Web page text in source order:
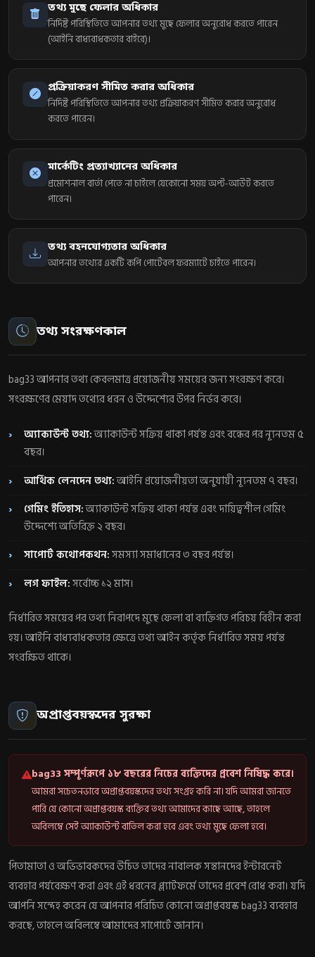
তথ্য মুছে ফেলার অধিকার
নির্দিষ্ট পরিস্থিতিতে আপনার তথ্য মুছে ফেলার অনুরোধ করতে পারেন
(আইনি বাধ্যবাধকতার বাইরে)।
প্রক্রিয়াকরণ সীমিত করার অধিকার
নির্দিষ্ট পরিস্থিতিতে আপনার তথ্য প্রক্রিয়াকরণ সীমিত করার অনুরোধ
করতে পারেন।
মার্কেটিং প্রত্যাখ্যানের অধিকার
প্রমোশনাল বার্তা পেতে না চাইলে যেকোনো সময় অপ্ট-আউট করতে
পারেন।
তথ্য বহনযোগ্যতার অধিকার
আপনার তথ্যের একটি কপি পোর্টেবল ফরম্যাটে চাইতে পারেন।
তথ্য সংরক্ষণকাল
bag33 আপনার তথ্য কেবলমাত্র প্রয়োজনীয় সময়ের জন্য সংরক্ষণ করে।
সংরক্ষণের মেয়াদ তথ্যের ধরন ও উদ্দেশ্যের উপর নির্ভর করে।
অ্যাকাউন্ট তথ্য:অ্যাকাউন্ট সক্রিয় থাকা পর্যন্ত এবং বন্ধের পর ন্যূনতম ৫
বছর।
আর্থিক লেনদেন তথ্য:আইনি প্রয়োজনীয়তা অনুযায়ী ন্যূনতম ৭ বছর।
গেমিং ইতিহাস:অ্যাকাউন্ট সক্রিয় থাকা পর্যন্ত এবং দায়িত্বশীল গেমিং
উদ্দেশ্যে অতিরিক্ত ২ বছর।
সাপোর্ট কথোপকথন:সমস্যা সমাধানের ৩ বছর পর্যন্ত।
লগ ফাইল:সর্বোচ্চ ১২ মাস।
নির্ধারিত সময়ের পর তথ্য নিরাপদে মুছে ফেলা বা ব্যক্তিগত পরিচয় বিহীন করা
হয়। আইনি বাধ্যবাধকতার ক্ষেত্রে তথ্য আইন কর্তৃক নির্ধারিত সময় পর্যন্ত
সংরক্ষিত থাকে।
অপ্রাপ্তবয়স্কদের সুরক্ষা
bag33 সম্পূর্ণরূপে ১৮ বছরের নিচের ব্যক্তিদের প্রবেশ নিষিদ্ধ করে।
আমরা সচেতনভাবে অপ্রাপ্তবয়স্কদের তথ্য সংগ্রহ করি না। যদি আমরা জানতে
পারি যে কোনো অপ্রাপ্তবয়স্ক ব্যক্তির তথ্য আমাদের কাছে আছে, তাহলে
অবিলম্বে সেই অ্যাকাউন্ট বাতিল করা হবে এবং তথ্য মুছে ফেলা হবে।
পিতামাতা ও অভিভাবকদের উচিত তাদের নাবালক সন্তানদের ইন্টারনেট
ব্যবহার পর্যবেক্ষণ করা এবং এই ধরনের প্ল্যাটফর্মে তাদের প্রবেশ রোধ করা। যদি
আপনি সন্দেহ করেন যে আপনার পরিচিত কোনো অপ্রাপ্তবয়স্ক bag33 ব্যবহার
করছে, তাহলে অবিলম্বে আমাদের সাপোর্টে জানান।